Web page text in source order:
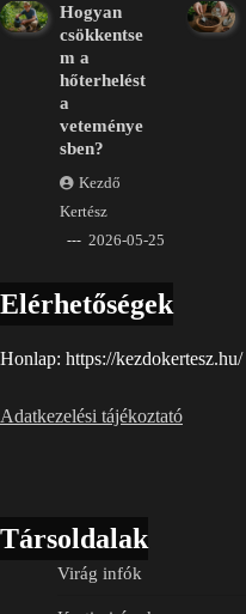
Hogyan
csökkentse
m a
hőterhelést
a
veteménye
sben?
Kezdő
Kertész
2026-05-25
Elérhetőségek
Honlap: https://kezdokertesz.hu/
Adatkezelési tájékoztató
Társoldalak
Virág infók